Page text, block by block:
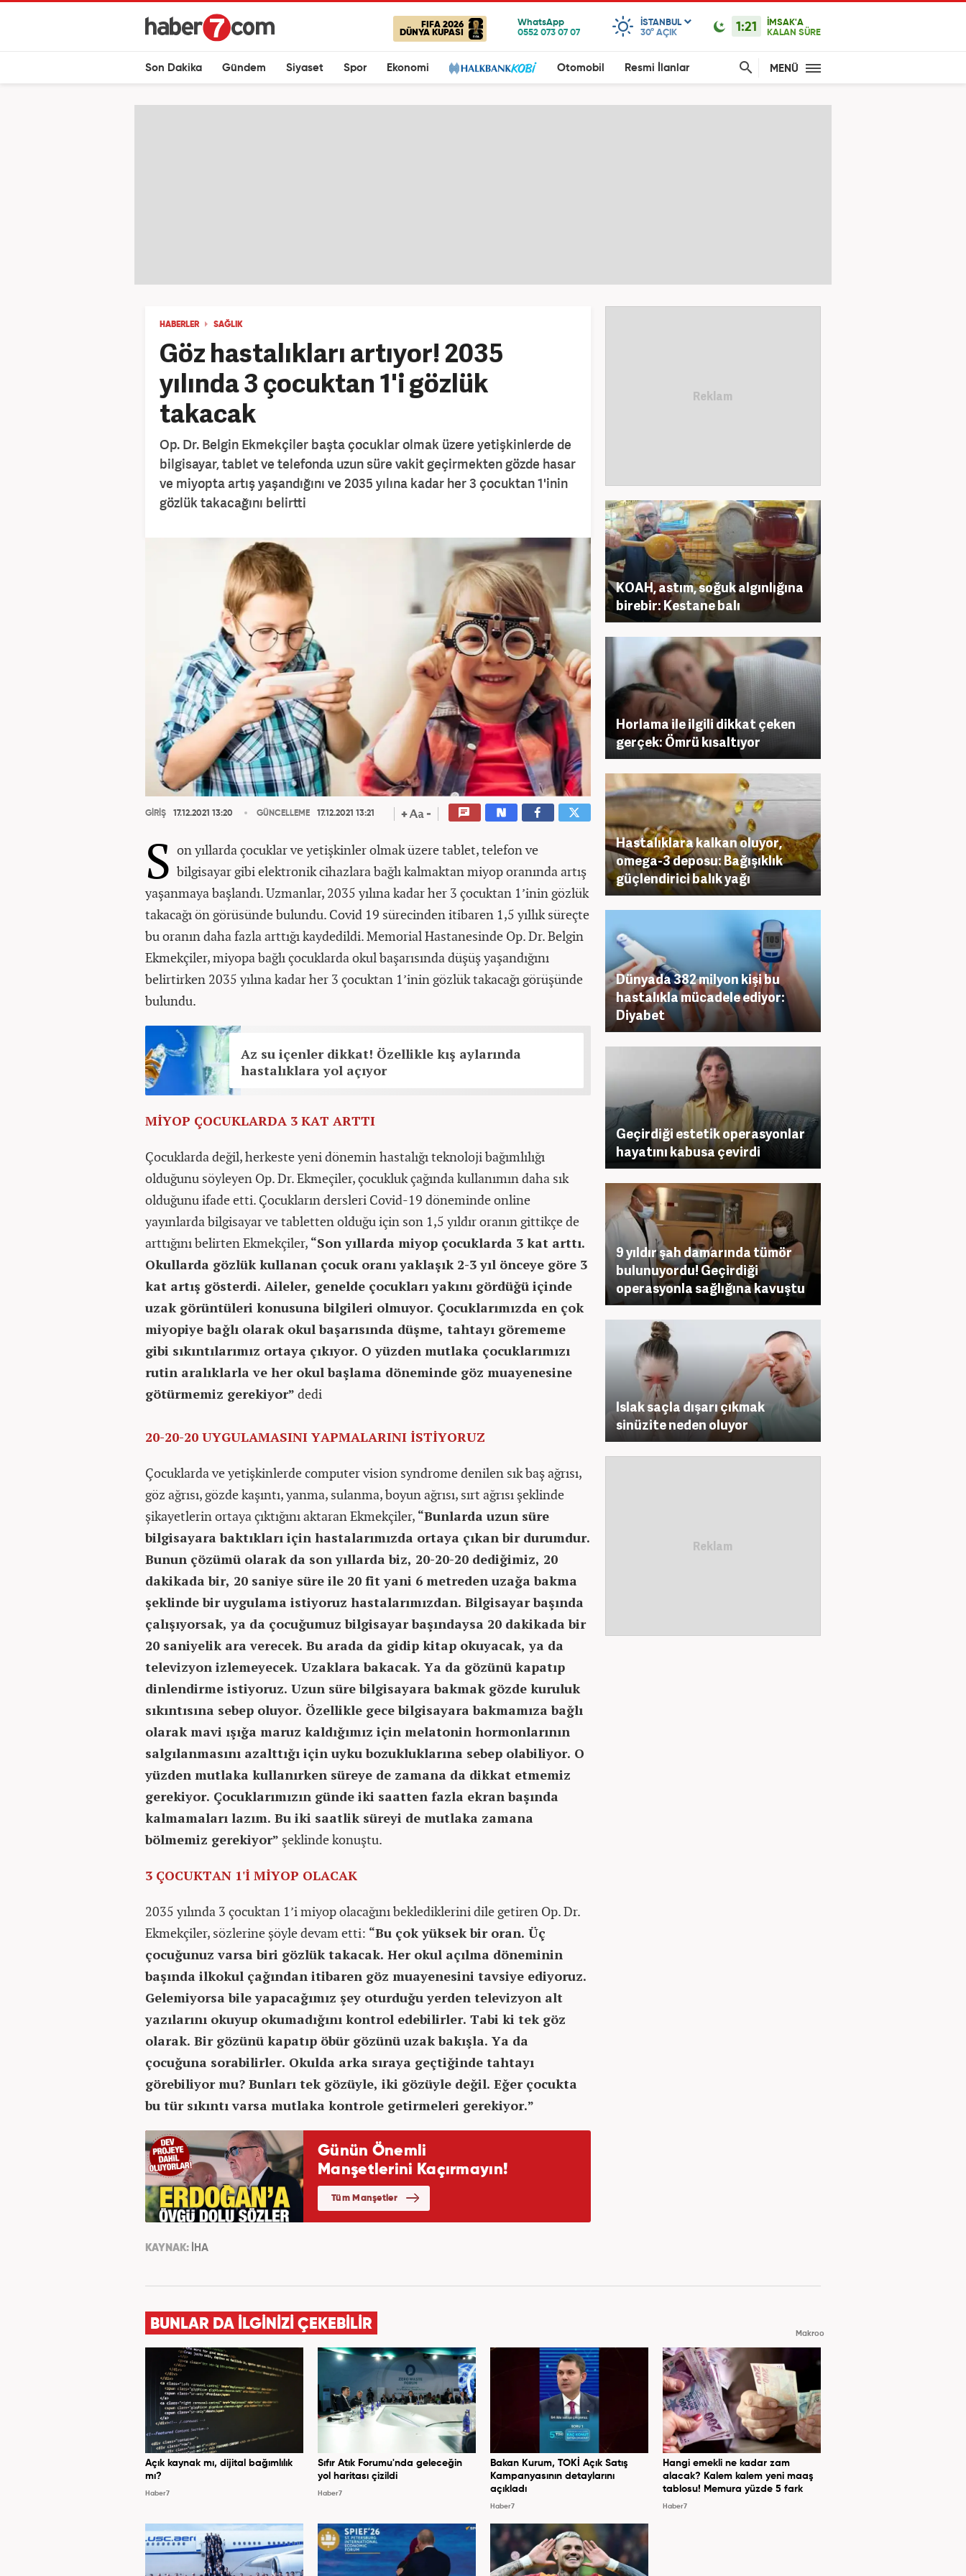
FIFA 2026
DÜNYA KUPASI
ISTANBUL
30° AÇIK 1:21
İMSAK'A
KALAN SÜRE
Son Dakika Gündem Siyaset Spor Ekonomi Otomobil Resmi İlanlar MENÜ
HABERLER SAĞLIK
Göz hastalıkları artıyor! 2035
yılında 3 çocuktan 1'i gözlük
takacak
Op. Dr. Belgin Ekmekçiler başta çocuklar olmak üzere yetişkinlerde de
bilgisayar, tablet ve telefonda uzun süre vakit geçirmekten gözde hasar
ve miyopta artış yaşandığını ve 2035 yılına kadar her 3 çocuktan 1'inin
gözlük takacağını belirtti
GİRİŞ 17.12.2021 13:20 GÜNCELLEME 17.12.2021 13:21
S on yıllarda çocuklar ve yetişkinler olmak üzere tablet, telefon ve
bilgisayar gibi elektronik cihazlara bağlı kalmaktan miyop oranında artış
yaşanmaya başlandı. Uzmanlar, 2035 yılına kadar her 3 çocuktan 1’inin gözlük
takacağı ön görüsünde bulundu. Covid 19 sürecinden itibaren 1,5 yıllık süreçte
bu oranın daha fazla arttığı kaydedildi. Memorial Hastanesinde Op. Dr. Belgin
Ekmekçiler, miyopa bağlı çocuklarda okul başarısında düşüş yaşandığını
belirtirken 2035 yılına kadar her 3 çocuktan 1’inin gözlük takacağı görüşünde
bulundu.
Az su içenler dikkat! Özellikle kış aylarında
hastalıklara yol açıyor
MİYOP ÇOCUKLARDA 3 KAT ARTTI
Çocuklarda değil, herkeste yeni dönemin hastalığı teknoloji bağımlılığı
olduğunu söyleyen Op. Dr. Ekmeçiler, çocukluk çağında kullanımın daha sık
olduğunu ifade etti. Çocukların dersleri Covid-19 döneminde online
yayınlarda bilgisayar ve tabletten olduğu için son 1,5 yıldır oranın gittikçe de
arttığını belirten Ekmekçiler, “Son yıllarda miyop çocuklarda 3 kat arttı.
Okullarda gözlük kullanan çocuk oranı yaklaşık 2-3 yıl önceye göre 3
kat artış gösterdi. Aileler, genelde çocukları yakını gördüğü içinde
uzak görüntüleri konusuna bilgileri olmuyor. Çocuklarımızda en çok
miyopiye bağlı olarak okul başarısında düşme, tahtayı görememe
gibi sıkıntılarımız ortaya çıkıyor. O yüzden mutlaka çocuklarımızı
rutin aralıklarla ve her okul başlama döneminde göz muayenesine
götürmemiz gerekiyor” dedi
20-20-20 UYGULAMASINI YAPMALARINI İSTİYORUZ
Çocuklarda ve yetişkinlerde computer vision syndrome denilen sık baş ağrısı,
göz ağrısı, gözde kaşıntı, yanma, sulanma, boyun ağrısı, sırt ağrısı şeklinde
şikayetlerin ortaya çıktığını aktaran Ekmekçiler, “Bunlarda uzun süre
bilgisayara baktıkları için hastalarımızda ortaya çıkan bir durumdur.
Bunun çözümü olarak da son yıllarda biz, 20-20-20 dediğimiz, 20
dakikada bir, 20 saniye süre ile 20 fit yani 6 metreden uzağa bakma
şeklinde bir uygulama istiyoruz hastalarımızdan. Bilgisayar başında
çalışıyorsak, ya da çocuğumuz bilgisayar başındaysa 20 dakikada bir
20 saniyelik ara verecek. Bu arada da gidip kitap okuyacak, ya da
televizyon izlemeyecek. Uzaklara bakacak. Ya da gözünü kapatıp
dinlendirme istiyoruz. Uzun süre bilgisayara bakmak gözde kuruluk
sıkıntısına sebep oluyor. Özellikle gece bilgisayara bakmamıza bağlı
olarak mavi ışığa maruz kaldığımız için melatonin hormonlarının
salgılanmasını azalttığı için uyku bozukluklarına sebep olabiliyor. O
yüzden mutlaka kullanırken süreye de zamana da dikkat etmemiz
gerekiyor. Çocuklarımızın günde iki saatten fazla ekran başında
kalmamaları lazım. Bu iki saatlik süreyi de mutlaka zamana
bölmemiz gerekiyor” şeklinde konuştu.
3 ÇOCUKTAN 1'İ MİYOP OLACAK
2035 yılında 3 çocuktan 1’i miyop olacağını beklediklerini dile getiren Op. Dr.
Ekmekçiler, sözlerine şöyle devam etti: “Bu çok yüksek bir oran. Üç
çocuğunuz varsa biri gözlük takacak. Her okul açılma döneminin
başında ilkokul çağından itibaren göz muayenesini tavsiye ediyoruz.
Gelemiyorsa bile yapacağımız şey oturduğu yerden televizyon alt
yazılarını okuyup okumadığını kontrol edebilirler. Tabi ki tek göz
olarak. Bir gözünü kapatıp öbür gözünü uzak bakışla. Ya da
çocuğuna sorabilirler. Okulda arka sıraya geçtiğinde tahtayı
görebiliyor mu? Bunları tek gözüyle, iki gözüyle değil. Eğer çocukta
bu tür sıkıntı varsa mutlaka kontrole getirmeleri gerekiyor.”
KAYNAK: İHA
KOAH, astım, soğuk algınlığına
birebir: Kestane balı
Horlama ile ilgili dikkat çeken
gerçek: Ömrü kısaltıyor
Hastalıklara kalkan oluyor,
omega-3 deposu: Bağışıklık
güçlendirici balık yağı
Dünyada 382 milyon kişi bu
hastalıkla mücadele ediyor:
Diyabet
Geçirdiği estetik operasyonlar
hayatını kabusa çevirdi
9 yıldır şah damarında tümör
bulunuyordu! Geçirdiği
operasyonla sağlığına kavuştu
Islak saçla dışarı çıkmak
sinüzite neden oluyor
BUNLAR DA İLGİNİZİ ÇEKEBİLİR
Makroo
Açık kaynak mı, dijital bağımlılık
mı?
Haber7
Sıfır Atık Forumu'nda geleceğin
yol haritası çizildi
Haber7
Bakan Kurum, TOKİ Açık Satış
Kampanyasının detaylarını
açıkladı
Haber7
Hangi emekli ne kadar zam
alacak? Kalem kalem yeni maaş
tablosu! Memura yüzde 5 fark
Haber7